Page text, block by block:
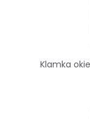
Klamka